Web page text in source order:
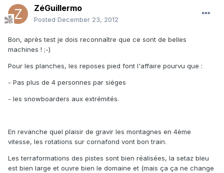
ZéGuillermo
Posted December 23, 2012
Bon, après test je dois reconnaître que ce sont de belles
machines ! ;-)
Pour les planches, les reposes pied font l'affaire pourvu que :
- Pas plus de 4 personnes par sièges
- les snowboarders aux extrémités.
En revanche quel plaisir de gravir les montagnes en 4ème
vitesse, les rotations sur cornafond vont bon train.
Les terraformations des pistes sont bien réalisées, la setaz bleu
est bien large et ouvre bien le domaine et (mais ça ça ne change